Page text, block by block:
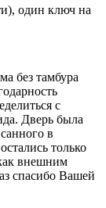
один ключ на
без тамбура
с
Дверь была
в
только
внешним
спасибо Вашей